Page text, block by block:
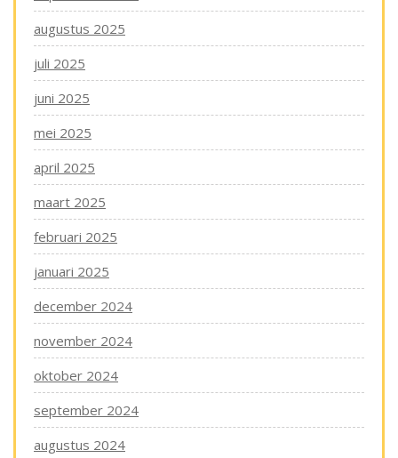
augustus 2025
juli 2025
juni 2025
mei 2025
april 2025
maart 2025
februari 2025
januari 2025
december 2024
november 2024
oktober 2024
september 2024
augustus 2024